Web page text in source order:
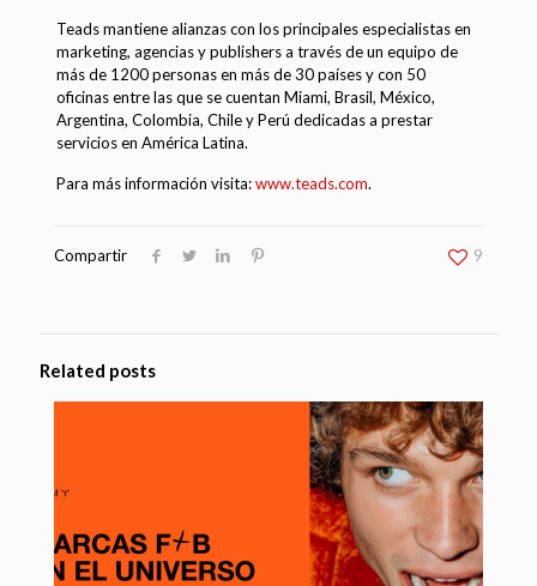
Teads mantiene alianzas con los principales especialistas en
marketing, agencias y publishers a través de un equipo de
más de 1200 personas en más de 30 países y con 50
oficinas entre las que se cuentan Miami, Brasil, México,
Argentina, Colombia, Chile y Perú dedicadas a prestar
servicios en América Latina.
Para más información visita:www.teads.com.
Compartir 9
Related posts